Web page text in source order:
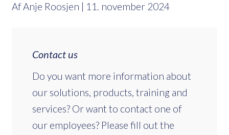
Af Anje Roosjen | 11. november 2024
Contact us
Do you want more information about
our solutions, products, training and
services? Or want to contact one of
our employees? Please fill out the